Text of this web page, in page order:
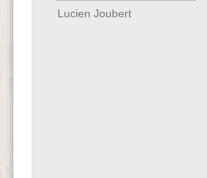
Lucien Joubert